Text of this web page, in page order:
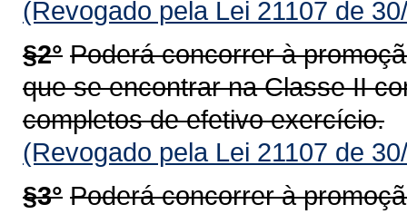
(Revogado pela Lei 21107 de
§2° Poderá concorrer à
que se encontrar na Classe II
completos de efetivo exercício.
(Revogado pela Lei 21107 de
§3° Poderá concorrer à